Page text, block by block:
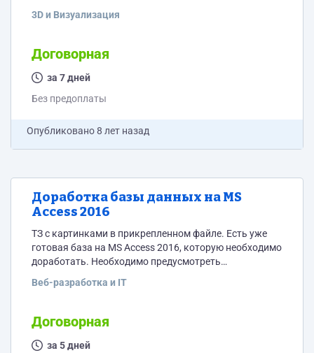
ракурсов, как, например, тут http://prntscr.com/lihkbx
Сколько это будет стоить из расчета за 1 кв. м.
3D и Визуализация
Договорная
за 7 дней
Без предоплаты
Опубликовано8 лет назад
Доработка базы данных на MS
Access 2016
ТЗ с картинками в прикрепленном файле. Есть уже
готовая база на MS Access 2016, которую необходимо
доработать. Необходимо предусмотреть
локальной сети. Добавить сортировки, поиск и т.д.
доработки) Общая информация Компания
занимается обслуживанием оборудования на
объектах заказчика (предусмотреть возможность
Веб-разработка и IT
Договорная
за 5 дней